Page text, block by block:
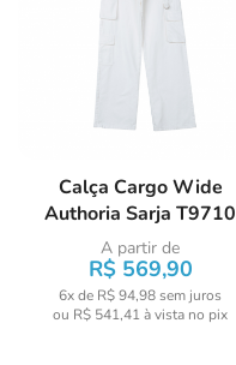
Calça Cargo Wide
Authoria Sarja T9710
A partir de
R$ 569,90
6x de R$ 94,98sem juros
ou R$ 541,41 à vista no pix